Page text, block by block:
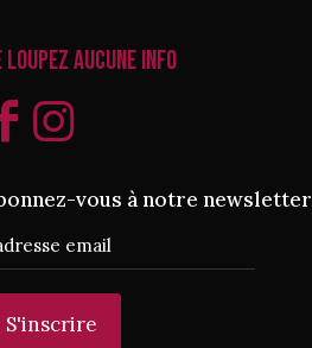
loupez aucune info
vous à notre newsletter